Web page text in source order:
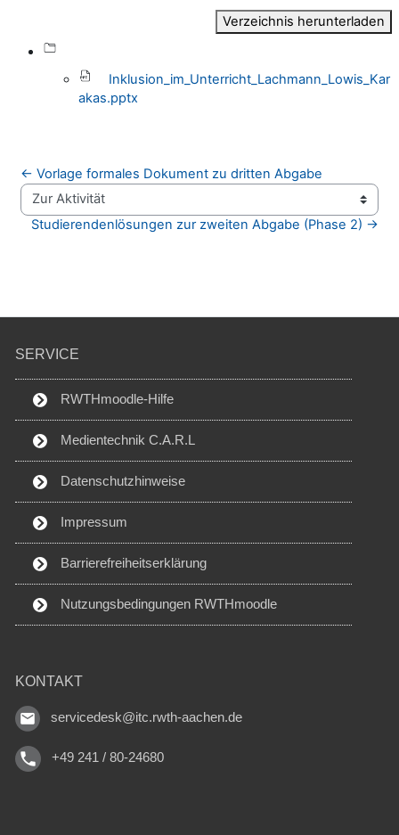
Verzeichnis herunterladen
Inklusion_im_Unterricht_Lachmann_Lowis_Kar
akas.pptx
← Vorlage formales Dokument zu dritten Abgabe
Zur Aktivität
Studierendenlösungen zur zweiten Abgabe (Phase 2) →
SERVICE
RWTHmoodle-Hilfe
Medientechnik C.A.R.L
Datenschutzhinweise
Impressum
Barrierefreiheitserklärung
Nutzungsbedingungen RWTHmoodle
KONTAKT
servicedesk@itc.rwth-aachen.de
+49 241 / 80-24680